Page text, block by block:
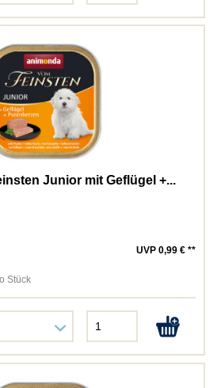
Junior mit Geflügel +...
UVP 0,99 € **
Stück